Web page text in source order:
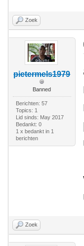
Zoek
pietermels1979
Banned
Berichten: 57
Topics: 1
Lid sinds: May 2017
Bedankt: 0
1 x bedankt in 1
berichten
Zoek